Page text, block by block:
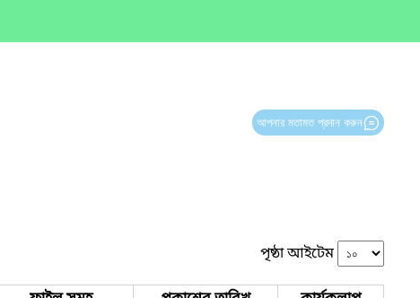
আপনার মতামত প্রদান করুন
পৃষ্ঠা আইটেম